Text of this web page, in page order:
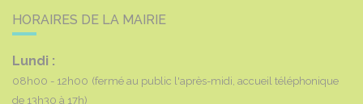
HORAIRES DE LA MAIRIE
Lundi :
08h00 - 12h00 (fermé au public l'après-midi, accueil téléphonique
de 13h30 à 17h)